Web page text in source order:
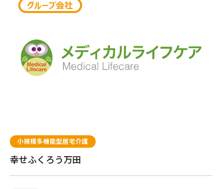
小規模多機能型居宅介護
幸せふくろう万田